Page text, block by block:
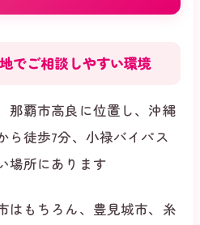
でご相談しやすい環境
那覇市高良に位置し、沖縄
ら徒歩7分、小禄バイパス
場所にあります
はもちろん、豊見城市、糸